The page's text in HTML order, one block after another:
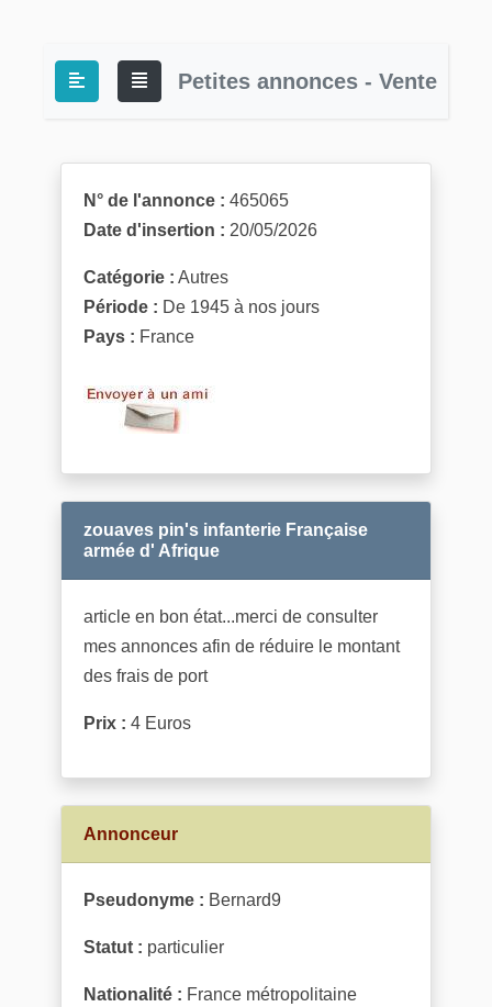
Petites annonces - Vente
N° de l'annonce : 465065
Date d'insertion : 20/05/2026
Catégorie : Autres
Période : De 1945 à nos jours
Pays : France
zouaves pin's infanterie Française
armée d' Afrique
article en bon état...merci de consulter
mes annonces afin de réduire le montant
des frais de port
Prix : 4 Euros
Annonceur
Pseudonyme : Bernard9
Statut : particulier
Nationalité : France métropolitaine